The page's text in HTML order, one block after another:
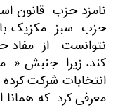
نامزد حزب قانون
حزب سبز مکزیک با
نتوانست از مفاد
کند، زیرا جنبش «
انتخابات شرکت
معرفی کرد که